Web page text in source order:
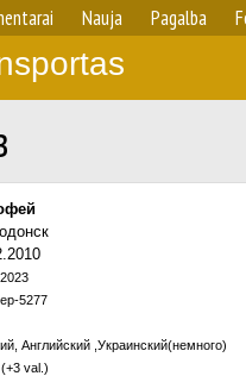
Nauja Pagalba
5277
Английский ,Украинский(немного)
(+3 val.)